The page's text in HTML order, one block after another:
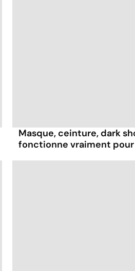
Masque, ceinture, dark
fonctionne vraiment